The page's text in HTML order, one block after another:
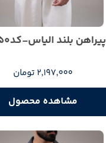
پیراهن بلند الیاس-کد5350
2,197,000 تومان
مشاهده محصول